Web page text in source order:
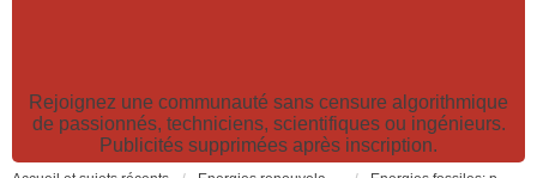
Rejoignez une communauté sans censure algorithmique
de passionnés, techniciens, scientifiques ou ingénieurs.
Publicités supprimées après inscription.